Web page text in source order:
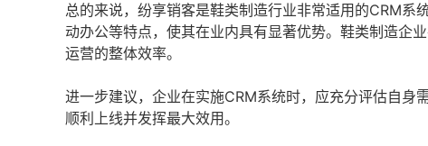
总的来说，纷享销客是鞋类制造行业非常适用的CRM
动办公等特点，使其在业内具有显著优势。鞋类制造企
运营的整体效率。
进一步建议，企业在实施CRM系统时，应充分评估自身
顺利上线并发挥最大效用。